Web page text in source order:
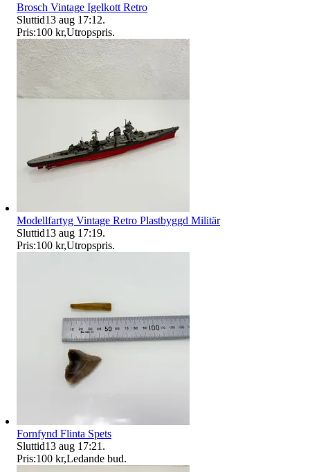
Brosch Vintage Igelkott Retro
Sluttid13 aug 17:12.
Pris:100 kr,Utropspris.
Modellfartyg Vintage Retro Plastbyggd Militär
Sluttid13 aug 17:19.
Pris:100 kr,Utropspris.
Fornfynd Flinta Spets
Sluttid13 aug 17:21 .
Pris:100 kr,Ledande bud.